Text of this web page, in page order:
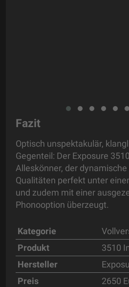
Fazit
Optisch unspektakulär,
Gegenteil: Der Exposure
Alleskönner, der
Qualitäten perfekt unter
und zudem mit einer
Phonooption überzeugt.
Kategorie
Produkt
3510
Hersteller
Preis
2650